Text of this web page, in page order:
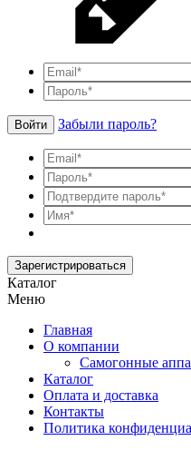
Войти Забыли пароль?
Зарегистрироваться
Каталог
Меню
Главная
О компании
Самогонные
Каталог
Оплата и доставка
Контакты
Политика